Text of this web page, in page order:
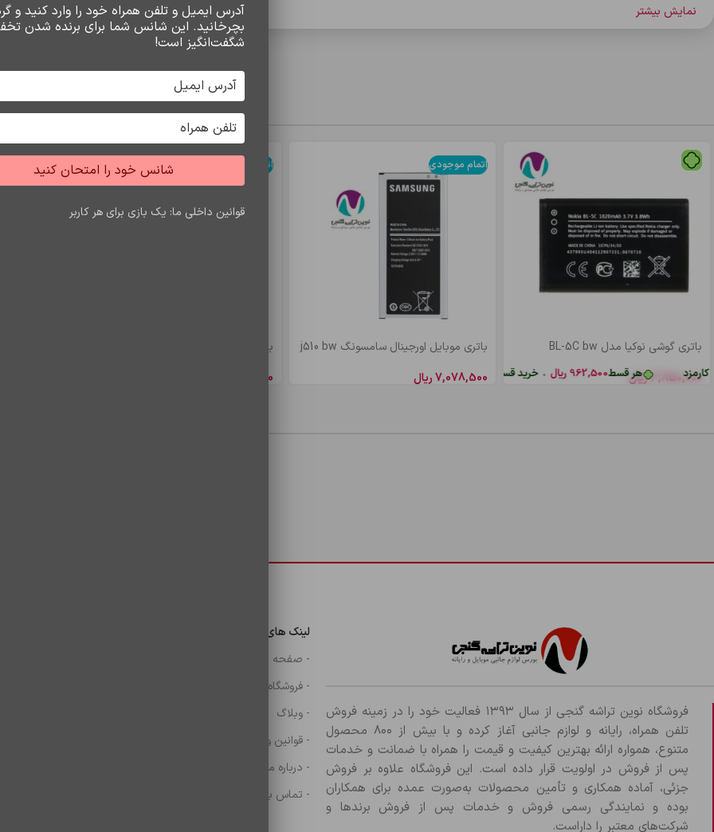
نمایش بیشتر
سایر محصولات
هر قسط962,500ریال • خرید قسطی با ترب‌پی بدون کارمزد
باتری گوشی نوکیا مدل BL-5C bw
3,850,000ریال
اتمام موجودی
باتری موبايل اورجینال سامسونگ j510 bw
7,078,500 ریال
اتمام موجودی
باتري s7 edje/bw935
8,548,650
اتمام موجودی
فروشگاه نوین تراشه گنجی از سال ۱۳۹۳ فعالیت خود را در زمینه فروش
تلفن همراه، رایانه و لوازم جانبی آغاز کرده و با بیش از ۸۰۰ محصول
متنوع، همواره ارائه بهترین کیفیت و قیمت را همراه با ضمانت و خدمات
پس از فروش در اولویت قرار داده است. این فروشگاه علاوه بر فروش
جزئی، آماده همکاری و تأمین محصولات به‌صورت عمده برای همکاران
بوده و نمایندگی رسمی فروش و خدمات پس از فروش برندها و
شرکت‌های معتبر را داراست.
لینک های مهم
- صفحه اصلی
- فروشگاه
- وبلاگ
- قوانین و مقررات
- درباره ما
- تماس با ما
آدرس ایمیل و تلفن همراه خود را وارد کنید و
بچرخانید. این شانس شما برای برنده شدن
شگفت‌انگیز است!
شانس خود را امتحان کنید
قوانین داخلی ما: یک بازی برای هر کاربر